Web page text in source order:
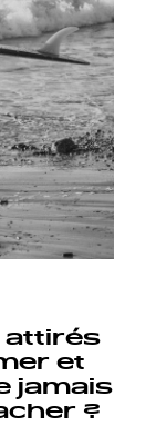
attirés
et
jamais
?